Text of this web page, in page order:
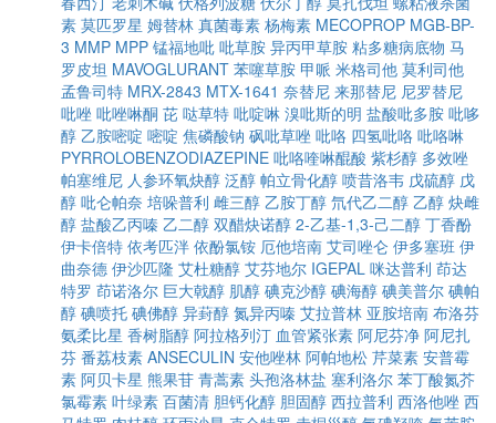
素 莫匹罗星 姆替林 真菌毒素 杨梅素 MECOPROP MGB-BP-
3 MMP MPP 锰福地吡 吡草胺 异丙甲草胺 粘多糖病底物 马
罗皮坦 MAVOGLURANT 苯噻草胺 甲哌 米格司他 莫利司他
孟鲁司特 MRX-2843 MTX-1641 奈替尼 来那替尼 尼罗替尼
吡唑 吡唑啉酮 芘 哒草特 吡啶啉 溴吡斯的明 盐酸吡多胺 吡哆
醇 乙胺嘧啶 嘧啶 焦磷酸钠 砜吡草唑 吡咯 四氢吡咯 吡咯啉
PYRROLOBENZODIAZEPINE 吡咯喹啉醌酸 紫杉醇 多效唑
帕塞维尼 人参环氧炔醇 泛醇 帕立骨化醇 喷昔洛韦 戊硫醇 戊
醇 吡仑帕奈 培哚普利 雌三醇 乙胺丁醇 氘代乙二醇 乙醇 炔雌
醇 盐酸乙丙嗪 乙二醇 双醋炔诺醇 2-乙基-1,3-己二醇 丁香酚
伊卡倍特 依考匹泮 依酚氯铵 厄他培南 艾司唑仑 伊多塞班 伊
曲奈德 伊沙匹隆 艾杜糖醇 艾芬地尔 IGEPAL 咪达普利 茚达
特罗 茚诺洛尔 巨大戟醇 肌醇 碘克沙醇 碘海醇 碘美普尔 碘帕
醇 碘喷托 碘佛醇 异葑醇 氮异丙嗪 艾拉普林 亚胺培南 布洛芬
氨柔比星 香树脂醇 阿拉格列汀 血管紧张素 阿尼芬净 阿尼扎
芬 番荔枝素 ANSECULIN 安他唑林 阿帕地松 芹菜素 安普霉
素 阿贝卡星 熊果苷 青蒿素 头孢洛林盐 塞利洛尔 苯丁酸氮芥
氯霉素 叶绿素 百菌清 胆钙化醇 胆固醇 西拉普利 西洛他唑 西